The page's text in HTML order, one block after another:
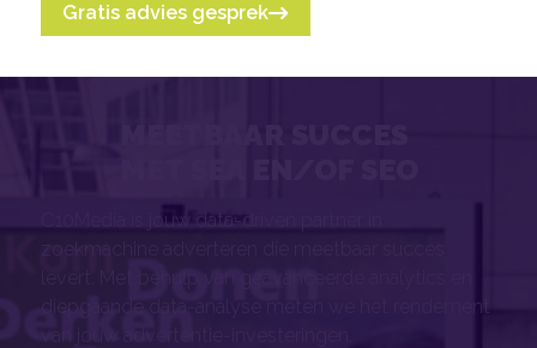
Gratis advies gesprek
C10Media is jouw data-driven partner in
zoekmachine adverteren die meetbaar succes
levert. Met behulp van geavanceerde analytics en
diepgaande data-analyse meten we het rendement
van jouw advertentie-investeringen.